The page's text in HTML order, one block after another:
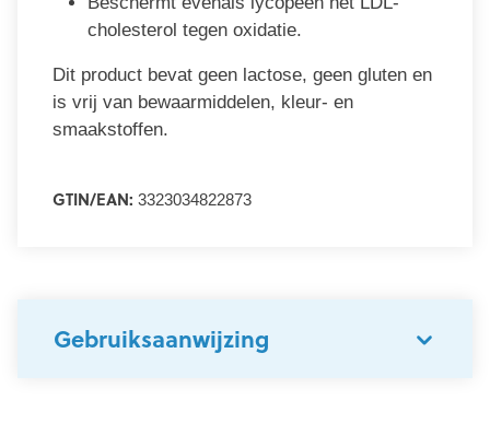
cholesterol tegen oxidatie.
Dit product bevat geen lactose, geen gluten en
is vrij van bewaarmiddelen, kleur- en
smaakstoffen.
GTIN/EAN: 3323034822873
Gebruiksaanwijzing